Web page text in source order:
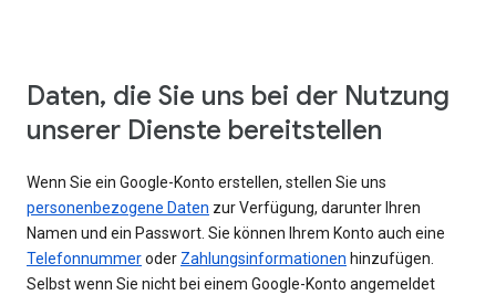
Daten, die Sie uns bei der Nutzung
unserer Dienste bereitstellen
Wenn Sie ein Google-Konto erstellen, stellen Sie uns
personenbezogene Daten zur Verfügung, darunter Ihren
Namen und ein Passwort. Sie können Ihrem Konto auch eine
Telefonnummeroder Zahlungsinformationen hinzufügen.
Selbst wenn Sie nicht bei einem Google-Konto angemeldet